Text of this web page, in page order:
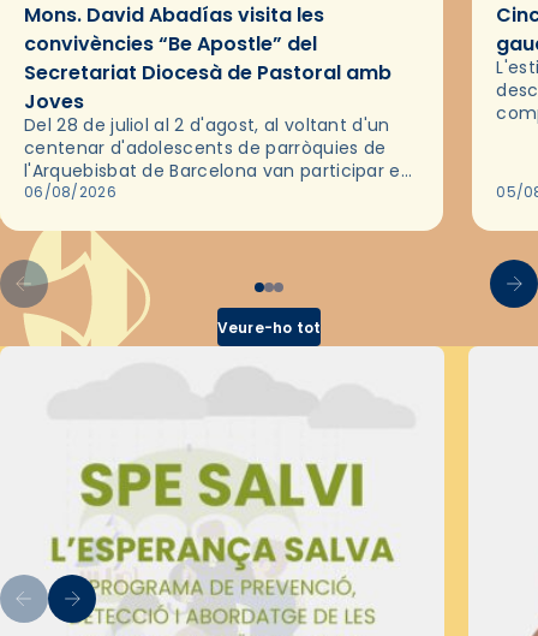
Mons. David Abadías visita les
convivències “Be Apostle” del
Secretariat Diocesà de Pastoral amb
Joves
Del 28 de juliol al 2 d'agost, al voltant d'un
centenar d'adolescents de parròquies de
l'Arquebisbat de Barcelona van participar en
les convivències Be Apostle, organitzades
06/08/2026 05/
Veure-ho tot